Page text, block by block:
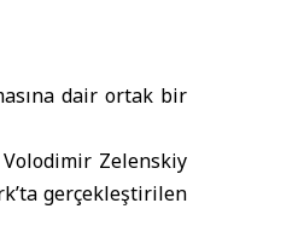
dair ortak bir
Zelenskiy
gerçekleştirilen